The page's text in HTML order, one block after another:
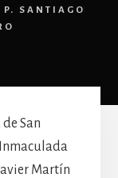
P. SANTIAGO
San
Martín